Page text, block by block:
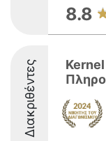
8.8
Διακριθέντες